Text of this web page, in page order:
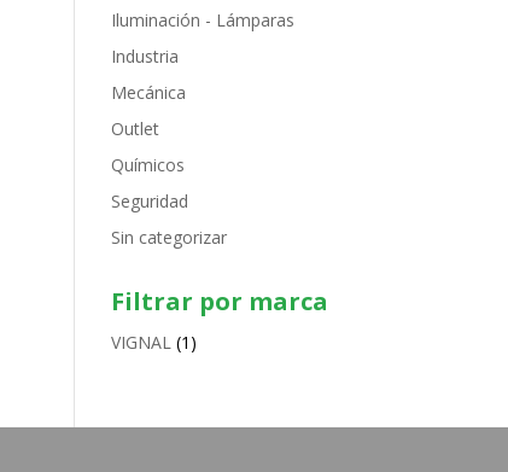
Iluminación - Lámparas
Industria
Mecánica
Outlet
Químicos
Seguridad
Sin categorizar
Filtrar por marca
VIGNAL (1)